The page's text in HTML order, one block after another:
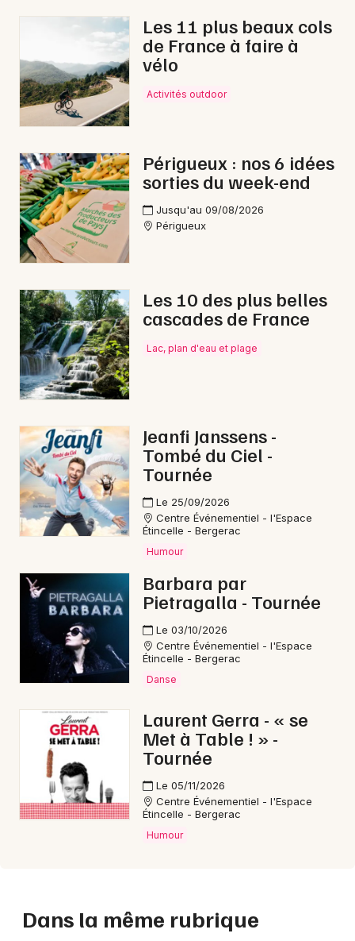
Les 11 plus beaux cols
de France à faire à
vélo
Activités outdoor
Périgueux : nos 6 idées
sorties du week-end
Jusqu'au 09/08/2026
Périgueux
Les 10 des plus belles
cascades de France
Lac, plan d'eau et plage
Jeanfi Janssens -
Tombé du Ciel -
Tournée
Le 25/09/2026
Centre Événementiel - l'Espace
Étincelle - Bergerac
Humour
Barbara par
Pietragalla - Tournée
Le 03/10/2026
Centre Événementiel - l'Espace
Étincelle - Bergerac
Danse
Laurent Gerra - « se
Met à Table ! » -
Tournée
Le 05/11/2026
Centre Événementiel - l'Espace
Étincelle - Bergerac
Humour
Dans la même rubrique